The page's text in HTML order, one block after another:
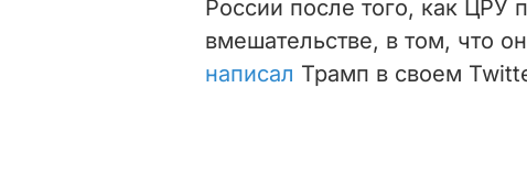
России после того, как ЦРУ
вмешательстве, в том, что
написал Трамп в своем